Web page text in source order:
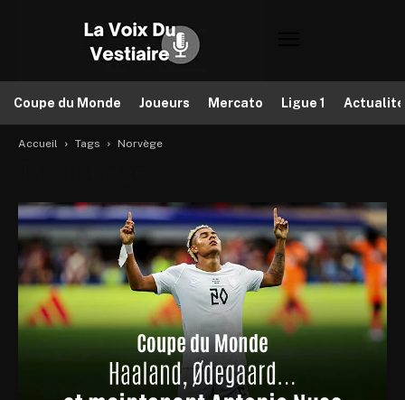
Coupe du Monde Joueurs Mercato Ligue 1
Accueil Tags Norvège